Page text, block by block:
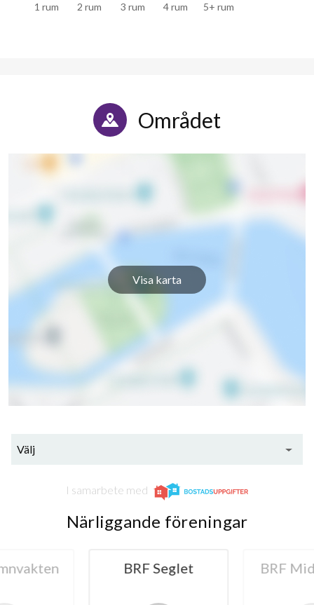
1 rum 2 rum 3 rum 4 rum 5+ rum
Området
Visa karta
Välj
I samarbete med
Närliggande föreningar
BRF Seglet BRF